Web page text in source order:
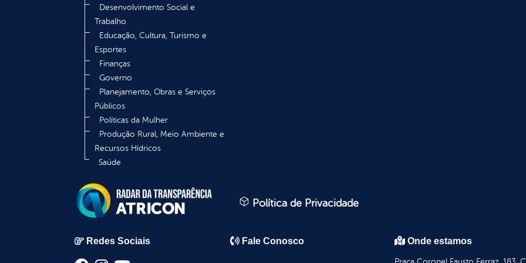
Desenvolvimento Social e
Trabalho
Educação, Cultura, Turismo e
Esportes
Finanças
Governo
Planejamento, Obras e Serviços
Públicos
Políticas da Mulher
Produção Rural, Meio Ambiente e
Recursos Hídricos
Saúde
Política de Privacidade
Redes Sociais Fale Conosco Onde estamos